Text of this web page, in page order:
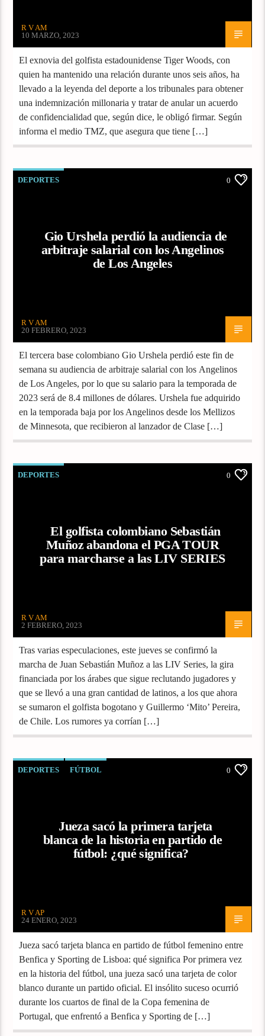
R V AM
10 MARZO, 2023
El exnovia del golfista estadounidense Tiger Woods, con
quien ha mantenido una relación durante unos seis años, ha
llevado a la leyenda del deporte a los tribunales para obtener
una indemnización millonaria y tratar de anular un acuerdo
de confidencialidad que, según dice, le obligó firmar. Según
informa el medio TMZ, que asegura que tiene […]
DEPORTES 0
Gio Urshela perdió la audiencia de
arbitraje salarial con los Angelinos
de Los Angeles
R V AM
20 FEBRERO, 2023
El tercera base colombiano Gio Urshela perdió este fin de
semana su audiencia de arbitraje salarial con los Angelinos
de Los Angeles, por lo que su salario para la temporada de
2023 será de 8.4 millones de dólares. Urshela fue adquirido
en la temporada baja por los Angelinos desde los Mellizos
de Minnesota, que recibieron al lanzador de Clase […]
DEPORTES 0
El golfista colombiano Sebastián
Muñoz abandona el PGA TOUR
para marcharse a las LIV SERIES
R V AM
2 FEBRERO, 2023
Tras varias especulaciones, este jueves se confirmó la
marcha de Juan Sebastián Muñoz a las LIV Series, la gira
financiada por los árabes que sigue reclutando jugadores y
que se llevó a una gran cantidad de latinos, a los que ahora
se sumaron el golfista bogotano y Guillermo ‘Mito’ Pereira,
de Chile. Los rumores ya corrían […]
DEPORTES FÚTBOL 0
Jueza sacó la primera tarjeta
blanca de la historia en partido de
fútbol: ¿qué significa?
R V AP
24 ENERO, 2023
Jueza sacó tarjeta blanca en partido de fútbol femenino entre
Benfica y Sporting de Lisboa: qué significa Por primera vez
en la historia del fútbol, una jueza sacó una tarjeta de color
blanco durante un partido oficial. El insólito suceso ocurrió
durante los cuartos de final de la Copa femenina de
Portugal, que enfrentó a Benfica y Sporting de […]